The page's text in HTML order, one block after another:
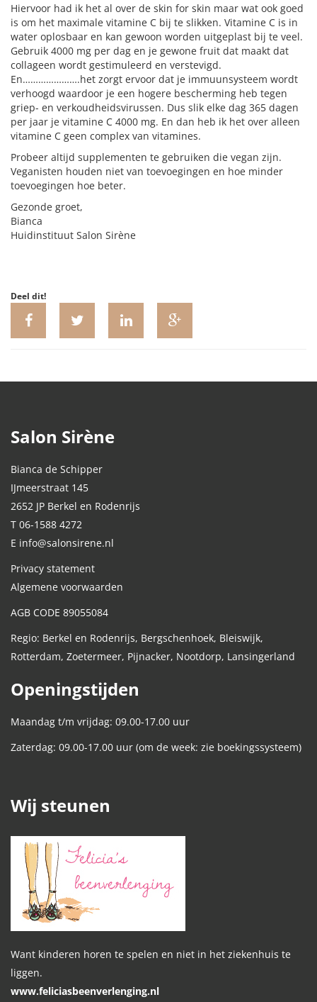
Hiervoor had ik het al over de skin for skin maar wat ook goed
is om het maximale vitamine C bij te slikken. Vitamine C is in
water oplosbaar en kan gewoon worden uitgeplast bij te veel.
Gebruik 4000 mg per dag en je gewone fruit dat maakt dat
collageen wordt gestimuleerd en verstevigd.
En………………….het zorgt ervoor dat je immuunsysteem wordt
verhoogd waardoor je een hogere bescherming heb tegen
griep- en verkoudheidsvirussen. Dus slik elke dag 365 dagen
per jaar je vitamine C 4000 mg. En dan heb ik het over alleen
vitamine C geen complex van vitamines.
Probeer altijd supplementen te gebruiken die vegan zijn.
Veganisten houden niet van toevoegingen en hoe minder
toevoegingen hoe beter.
Gezonde groet,
Bianca
Huidinstituut Salon Sirène
Deel dit!
Salon Sirène
Bianca de Schipper
IJmeerstraat 145
2652 JP Berkel en Rodenrijs
T 06-1588 4272
E info@salonsirene.nl
Privacy statement
Algemene voorwaarden
AGB CODE 89055084
Regio: Berkel en Rodenrijs, Bergschenhoek, Bleiswijk,
Rotterdam, Zoetermeer, Pijnacker, Nootdorp, Lansingerland
Openingstijden
Maandag t/m vrijdag: 09.00-17.00 uur
Zaterdag: 09.00-17.00 uur (om de week: zie boekingssysteem)
Wij steunen
Want kinderen horen te spelen en niet in het ziekenhuis te
liggen.
www.feliciasbeenverlenging.nl